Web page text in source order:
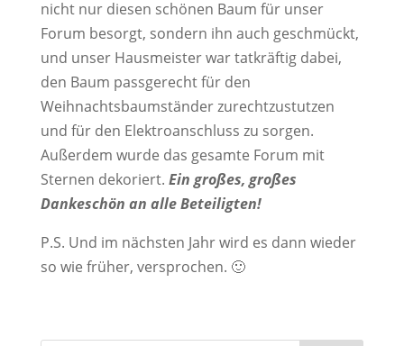
nicht nur diesen schönen Baum für unser
Forum besorgt, sondern ihn auch geschmückt,
und unser Hausmeister war tatkräftig dabei,
den Baum passgerecht für den
Weihnachtsbaumständer zurechtzustutzen
und für den Elektroanschluss zu sorgen.
Außerdem wurde das gesamte Forum mit
Sternen dekoriert. Ein großes, großes
Dankeschön an alle Beteiligten!
P.S. Und im nächsten Jahr wird es dann wieder
so wie früher, versprochen. 🙂